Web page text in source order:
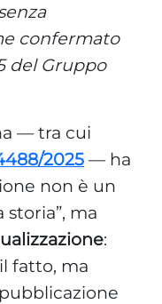
confermato
del Gruppo
— tra cui
2025 — ha
non è un
ma
:
fatto, ma